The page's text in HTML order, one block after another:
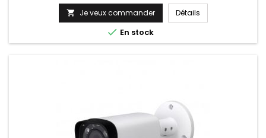
 Je veux commander Détails
 En stock